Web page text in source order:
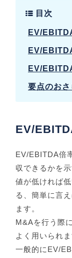
目次
EV/
EV/
EV/
要点のおさ
EV/
EV/EBITDA倍
収できるかを示
値が低ければ
る、簡単に言
ます。
M&Aを行う際
よく用いられま
一般的にEV/